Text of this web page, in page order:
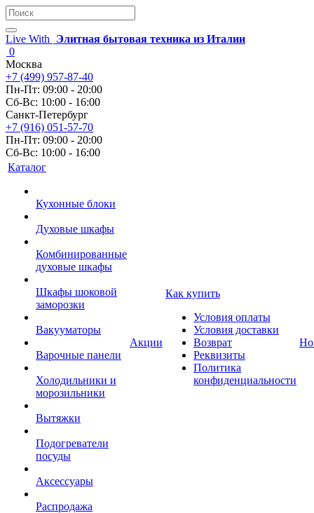
Live With
Элитная бытовая техника из Италии
0
Москва
+7 (499) 957-87-40
Пн-Пт: 09:00 - 20:00
Сб-Вс: 10:00 - 16:00
Санкт-Петербург
+7 (916) 051-57-70
Пн-Пт: 09:00 - 20:00
Сб-Вс: 10:00 - 16:00
Каталог
Кухонные блоки
Духовые шкафы
Комбинированные
духовые шкафы
Шкафы шоковой
заморозки
Вакууматоры
Варочные панели
Холодильники и
морозильники
Вытяжки
Подогреватели
посуды
Аксессуары
Распродажа
Акции
Как купить
Условия оплаты
Условия доставки
Возврат
Реквизиты
Политика
конфиденциальности